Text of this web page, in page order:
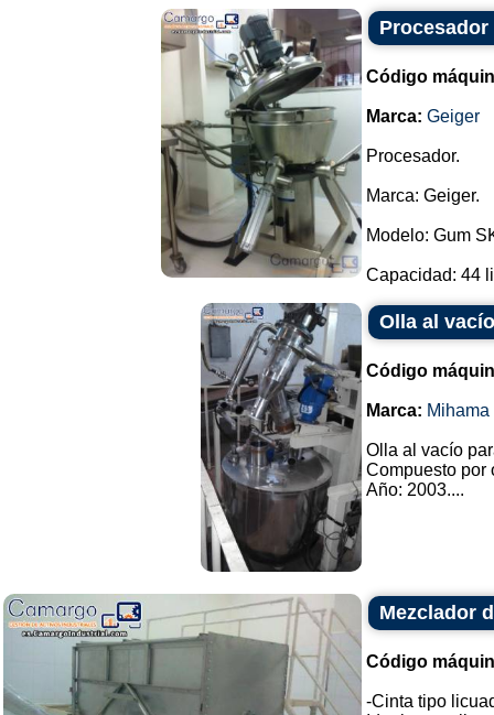
Procesador
Código
Marca: Geiger
Procesador.
Marca: Geiger.
Modelo: Gum
Capacidad: 44
Olla al
Código
Marca:
Olla al vacío
Compuesto por
Año: 2003....
Mezclador
Código
-Cinta tipo